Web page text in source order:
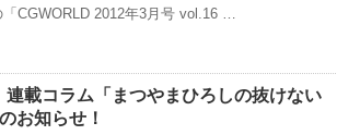
CGWORLD 2012年3月号 vol.16 …
載コラム「まつやまひろしの抜けない
お知らせ！